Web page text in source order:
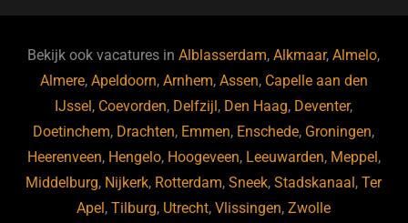
Bekijk ook vacatures inAlblasserdam,Alkmaar,Almelo,
Almere, Apeldoorn, Arnhem, Assen, Capelle aan den
IJssel , Coevorden, Delfzijl , Den Haag, Deventer,
Doetinchem, Drachten, Emmen, Enschede, Groningen,
Heerenveen, Hengelo, Hoogeveen, Leeuwarden, Meppel ,
Middelburg, Nijkerk, Rotterdam,Sneek,Stadskanaal ,Ter
Apel ,Tilburg, Utrecht,Vlissingen,Zwolle